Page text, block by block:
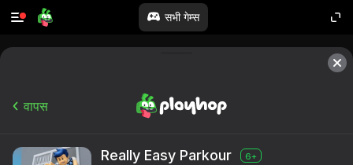
सभी गेम्स
वापस
Really Easy Parkour 6+